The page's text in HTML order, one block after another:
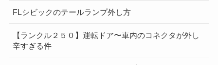
FLシビックのテールランプ外し方
【ランクル２５０】運転ドア〜車内のコネクタが外し
辛すぎる件